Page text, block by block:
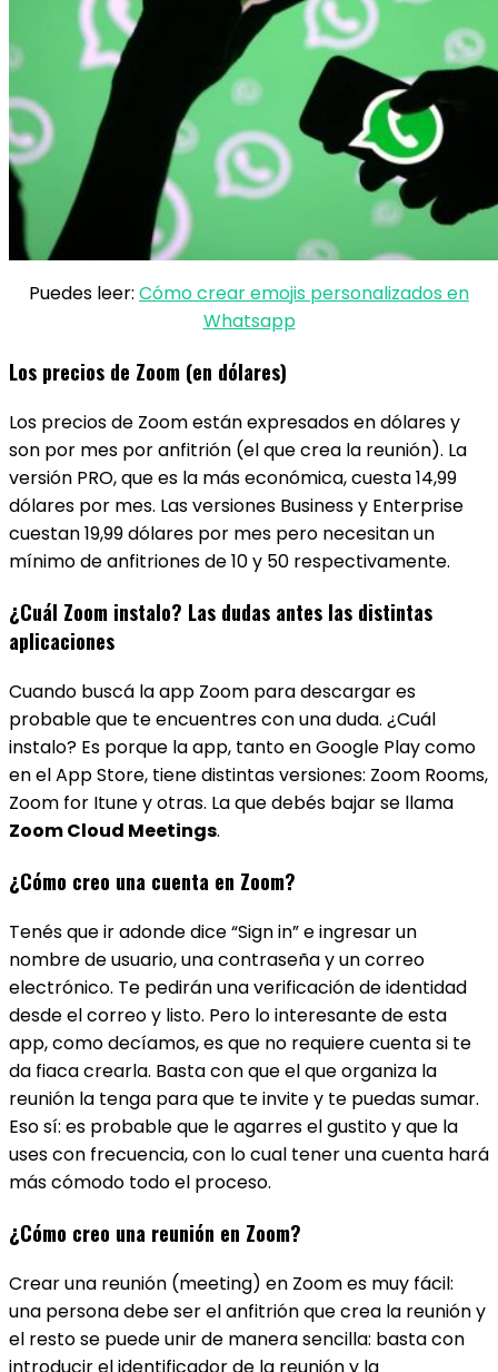
Puedes leer: Cómo crear emojis personalizados en
Whatsapp
Los precios de Zoom (en dólares)
Los precios de Zoom están expresados en dólares y
son por mes por anfitrión (el que crea la reunión). La
versión PRO, que es la más económica, cuesta 14,99
dólares por mes. Las versiones Business y Enterprise
cuestan 19,99 dólares por mes pero necesitan un
mínimo de anfitriones de 10 y 50 respectivamente.
¿Cuál Zoom instalo? Las dudas antes las distintas
aplicaciones
Cuando buscá la app Zoom para descargar es
probable que te encuentres con una duda. ¿Cuál
instalo? Es porque la app, tanto en Google Play como
en el App Store, tiene distintas versiones: Zoom Rooms,
Zoom for Itune y otras. La que debés bajar se llama
Zoom Cloud Meetings.
¿Cómo creo una cuenta en Zoom?
Tenés que ir adonde dice “Sign in” e ingresar un
nombre de usuario, una contraseña y un correo
electrónico. Te pedirán una verificación de identidad
desde el correo y listo. Pero lo interesante de esta
app, como decíamos, es que no requiere cuenta si te
da fiaca crearla. Basta con que el que organiza la
reunión la tenga para que te invite y te puedas sumar.
Eso sí: es probable que le agarres el gustito y que la
uses con frecuencia, con lo cual tener una cuenta hará
más cómodo todo el proceso.
¿Cómo creo una reunión en Zoom?
Crear una reunión (meeting) en Zoom es muy fácil:
una persona debe ser el anfitrión que crea la reunión y
el resto se puede unir de manera sencilla: basta con